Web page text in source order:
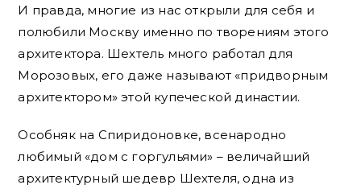
И правда, многие из нас открыли для себя и
полюбили Москву именно по творениям этого
архитектора. Шехтель много работал для
Морозовых, его даже называют «придворным
архитектором» этой купеческой династии.
Особняк на Спиридоновке, всенародно
любимый «дом с горгульями» – величайший
архитектурный шедевр Шехтеля, одна из